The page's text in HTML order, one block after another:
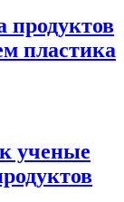
продуктов
пластика
ученые